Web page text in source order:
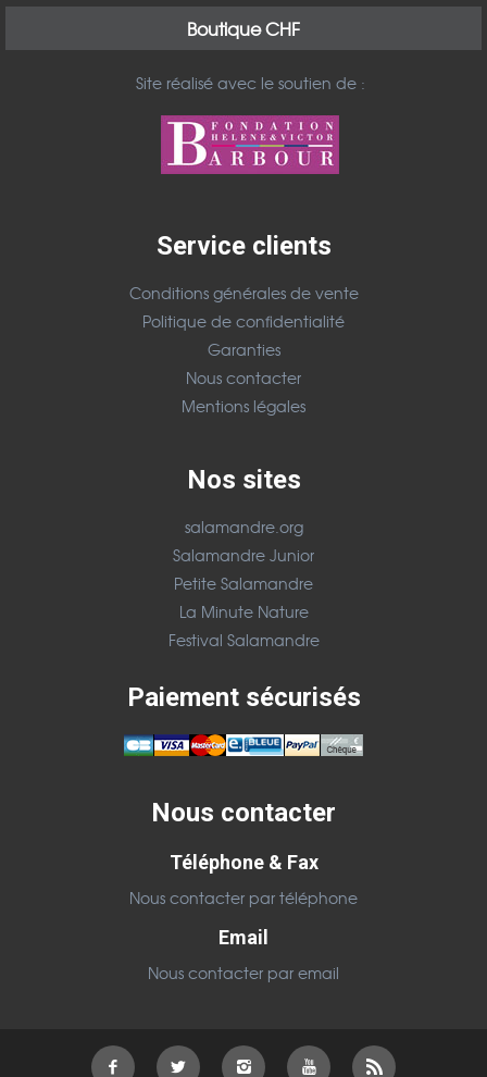
ou qu'ils ont collectées lors de votre utilisation de leurs
Boutique CHF
Site réalisé avec le soutien de :
Service clients
Conditions générales de vente
Politique de confidentialité
Garanties
Nous contacter
Mentions légales
Nos sites
salamandre.org
Salamandre Junior
Petite Salamandre
La Minute Nature
Festival Salamandre
Paiement sécurisés
Nous contacter
Téléphone & Fax
Nous contacter par téléphone
Email
Nous contacter par email